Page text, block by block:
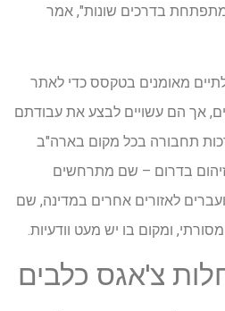
בדרכים שונות", אמר
מאומנים בטקסס כדי לאתר
אך הם עשויים לבצע את עבודתם
תחבורה בכל מקום בארה"ב
זיהום בדרום – שם מתרחשים
לאזורים אחרים במדינה, שם
ומקום בו יש מעט וודעיות.
צ'אגס כלבים